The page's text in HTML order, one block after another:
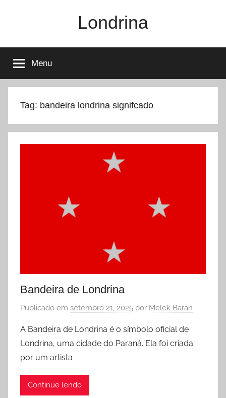
conteúdo
Londrina
Menu
Tag: bandeira londrina signifcado
Bandeira de Londrina
Publicado em setembro 21, 2025 por Melek Baran
A Bandeira de Londrina é o símbolo oficial de
Londrina, uma cidade do Paraná. Ela foi criada
por um artista
Continue lendo